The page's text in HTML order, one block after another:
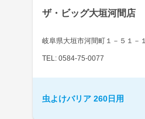
ザ・ビッグ大垣河間店
岐阜県大垣市河間町１－５１－１
TEL: 0584-75-0077
虫よけバリア 260日用